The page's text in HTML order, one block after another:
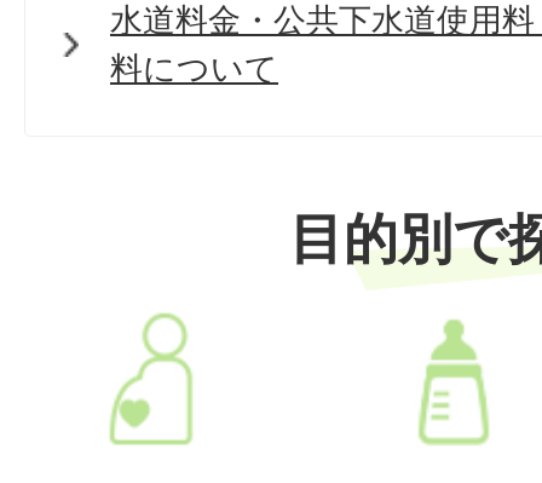
水道料金・公共下水道使用
料について
目的別で